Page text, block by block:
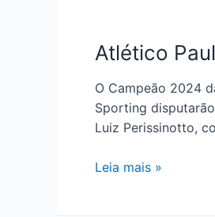
Atlético
O Campeão 2024
Sporting
Luiz Perissinotto,
Leia mais »